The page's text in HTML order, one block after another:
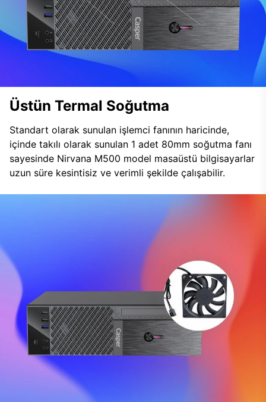
Üstün Termal Soğutma
Standart olarak sunulan işlemci fanının haricinde,
içinde takılı olarak sunulan 1 adet 80mm soğutma fanı
sayesinde Nirvana M500 model masaüstü bilgisayarlar
uzun süre kesintisiz ve verimli şekilde çalışabilir.